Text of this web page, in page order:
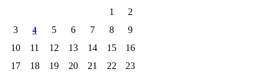
1
2
3
4 5 6 7 8
9
10
11 12 13 14 15
16
17
18 19 20 21 22
23